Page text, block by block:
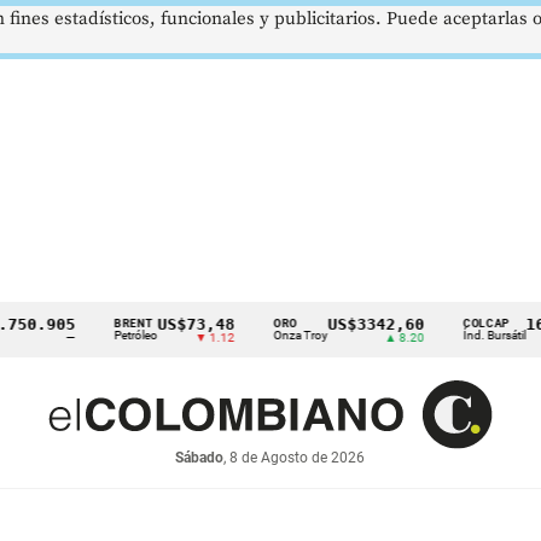
BRENT
Petróleo
US$73,48
▼ 1.12 Onza Troy
US$3342,60
▲ 8.20
COLCAP
Índ. Bursátil
Sábado, 8 de Agosto de 2026
estadísticos, funcionales y publicitarios. Puede aceptarlas